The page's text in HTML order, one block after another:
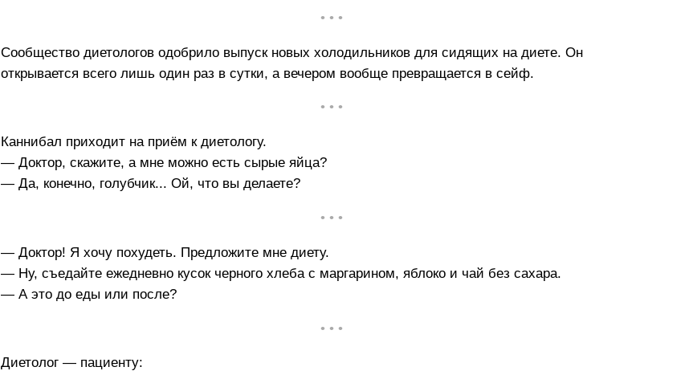
• • •
Сообщество диетологов одобрило выпуск новых холодильников для сидящих на диете. Он
открывается всего лишь один раз в сутки, а вечером вообще превращается в сейф.
• • •
Каннибал приходит на приём к диетологу.
— Доктор, скажите, а мне можно есть сырые яйца?
— Да, конечно, голубчик... Ой, что вы делаете?
• • •
— Доктор! Я хочу похудеть. Предложите мне диету.
— Ну, съедайте ежедневно кусок черного хлеба с маргарином, яблоко и чай без сахара.
— А это до еды или после?
• • •
Диетолог — пациенту: